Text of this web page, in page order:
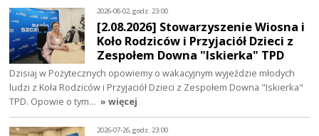
2026-08-02, godz. 23:00
[2.08.2026] Stowarzyszenie Wiosna i
Koło Rodziców i Przyjaciół Dzieci z
Zespołem Downa "Iskierka" TPD
Dzisiaj w Pożytecznych opowiemy o wakacyjnym wyjeździe młodych
ludzi z Koła Rodziców i Przyjaciół Dzieci z Zespołem Downa "Iskierka"
TPD. Opowie o tym… » więcej
2026-07-26, godz. 23:00